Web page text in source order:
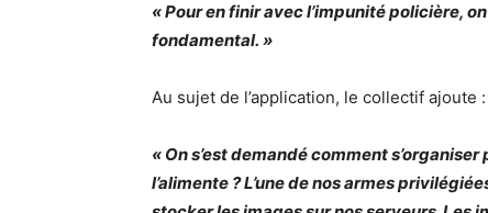
« Pour en finir avec l’impunité policière,
fondamental. »
Au sujet de l’application, le collectif ajoute :
« On s’est demandé comment
l’alimente ? L’une de nos armes